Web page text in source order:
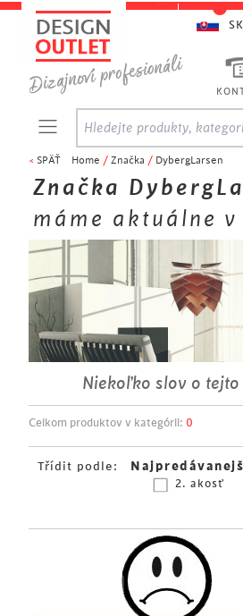
< SPÄŤ Home / Značka / DybergLarsen
Značka
máme aktuálne v
Niekoľko slov o tejto
Celkom produktov v kategórii: 0
Třídit podle:
2. akosť
SK